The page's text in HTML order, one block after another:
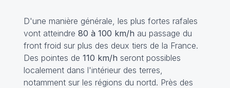
D'une manière générale, les plus fortes rafales
vont atteindre 80 à 100 km/h au passage du
front froid sur plus des deux tiers de la France.
Des pointes de 110 km/h seront possibles
localement dans l'intérieur des terres,
notamment sur les régions du nortd. Près des